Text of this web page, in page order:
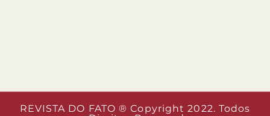
REVISTA DO FATO ® Copyright 2022. Todos